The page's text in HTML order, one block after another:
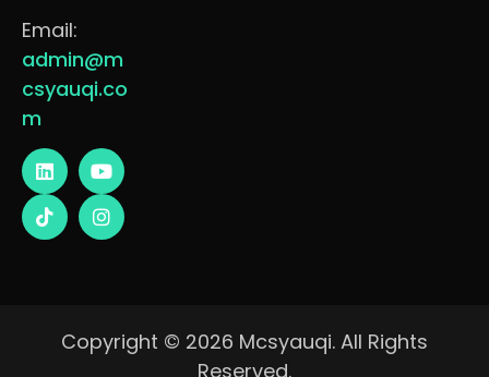
Email:
admin@m
csyauqi.co
m
Copyright © 2026 Mcsyauqi. All Rights
Reserved.